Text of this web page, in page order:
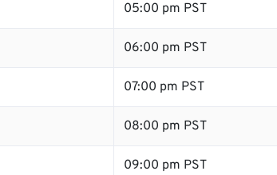
05:00 pm PST
06:00 pm PST
07:00 pm PST
08:00 pm PST
09:00 pm PST